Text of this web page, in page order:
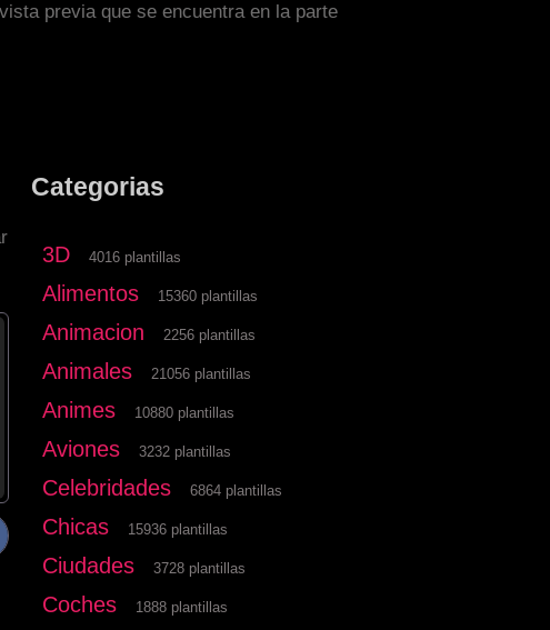
previa que se encuentra en la parte
Categorias
3D 4016 plantillas
Alimentos 15360 plantillas
Animacion 2256 plantillas
Animales 21056 plantillas
Animes 10880 plantillas
Aviones 3232 plantillas
Celebridades 6864 plantillas
Chicas 15936 plantillas
Ciudades 3728 plantillas
Coches 1888 plantillas